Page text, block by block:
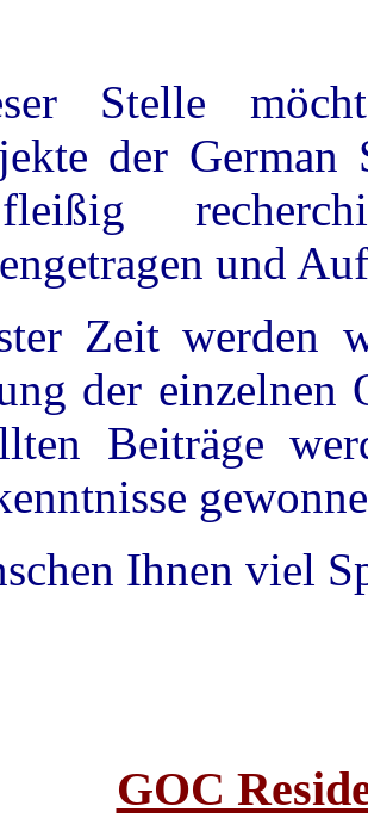
Stelle
der
und
Zeit werden
der einzelnen
Beiträge
Ihnen viel
GOC